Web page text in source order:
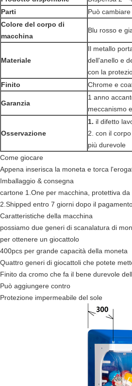
Parti
Può
Colore del corpo di
macchina
Blu rosso e
Materiale
Il metallo
dell'anello e
con la
Finito
Chrome e
Garanzia
1 anno
meccanismo
Osservazione
1. il difetto
2. con il
più durevole
Come giocare
Appena inserisca la moneta e torca
Imballaggio & consegna
cartone 1.One per macchina, protettiva
2.Shipped entro 7 giorni dopo il
Caratteristiche della macchina
possiamo due generi di scanalatura di
per ottenere un giocattolo
400pcs per grande capacità della moneta
Quattro generi di giocattoli che potete
Finito da cromo che fa il bene durevole
Può aggiungere contro
Protezione impermeabile del sole